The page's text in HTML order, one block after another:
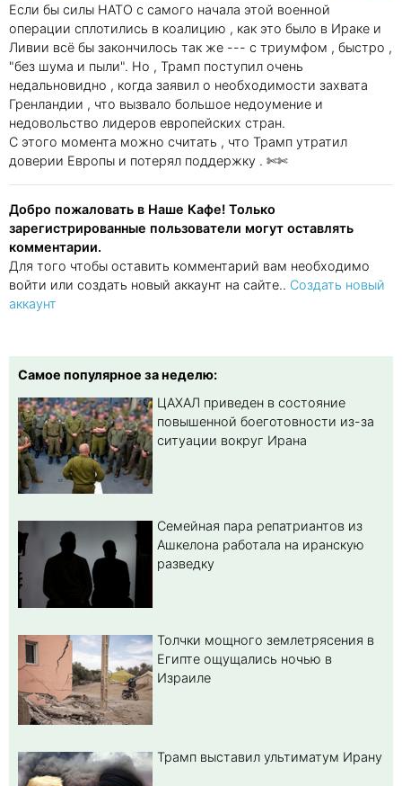
Если бы силы НАТО с самого начала этой военной
операции сплотились в коалицию , как это было в Ираке и
Ливии всё бы закончилось так же --- с триумфом , быстро ,
"без шума и пыли". Но , Трамп поступил очень
недальновидно , когда заявил о необходимости захвата
Гренландии , что вызвало большое недоумение и
недовольство лидеров европейских стран.
С этого момента можно считать , что Трамп утратил
доверии Европы и потерял поддержку . ✄✄
Добро пожаловать в Наше Кафе! Только
зарегистрированные пользователи могут оставлять
комментарии.
Для того чтобы оставить комментарий вам необходимо
войти или создать новый аккаунт на сайте.. Создать новый
аккаунт
Самое популярное за неделю:
ЦАХАЛ приведен в состояние
повышенной боеготовности из-за
ситуации вокруг Ирана
Семейная пара репатриантов из
Ашкелона работала на иранскую
разведку
Толчки мощного землетрясения в
Египте ощущались ночью в
Израиле
Трамп выставил ультиматум Ирану